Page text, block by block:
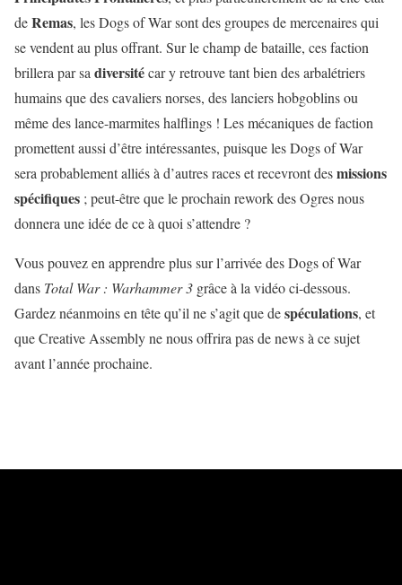
deRemas, les Dogs of War sont des groupes de mercenaires qui
se vendent au plus offrant. Sur le champ de bataille, ces faction
brillera par sa diversitécar y retrouve tant bien des arbalétriers
humains que des cavaliers norses, des lanciers hobgoblins ou
même des lance-marmites halflings ! Les mécaniques de faction
promettent aussi d’être intéressantes, puisque les Dogs of War
sera probablement alliés à d’autres races et recevront desmissions
spécifiques ; peut-être que le prochain rework des Ogres nous
donnera une idée de ce à quoi s’attendre ?
Vous pouvez en apprendre plus sur l’arrivée des Dogs of War
dans Total War : Warhammer 3 grâce à la vidéo ci-dessous.
Gardez néanmoins en tête qu’il ne s’agit que despéculations, et
que Creative Assembly ne nous offrira pas de news à ce sujet
avant l’année prochaine.